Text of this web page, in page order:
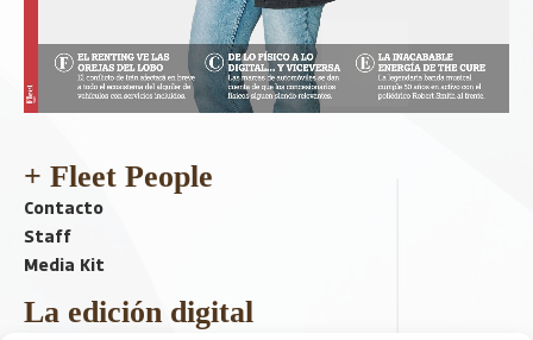
+ Fleet People
Contacto
Staff
Media Kit
La edición digital